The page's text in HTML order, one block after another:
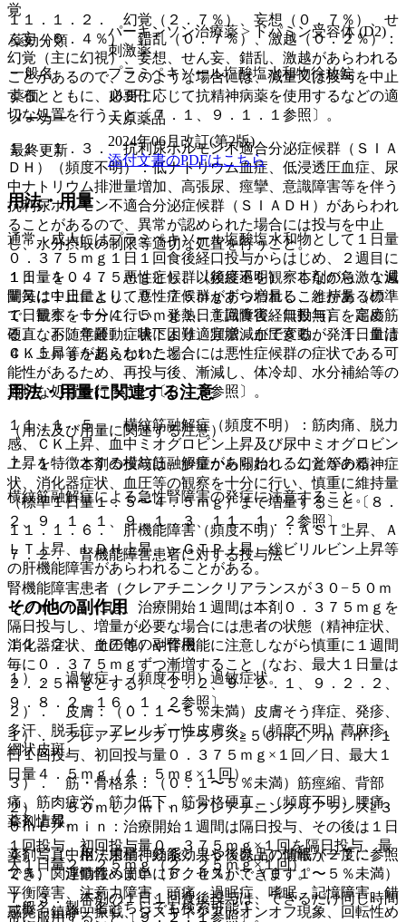
１１．１．２． 幻覚（２．７％）、妄想（０．７％）、せ
ん妄（０．４％）、錯乱（０．７％）、激越（０．２％）：
幻覚（主に幻視）、妄想、せん妄、錯乱、激越があらわれる
ことがあるので、このような場合には、減量又は投与を中止
するとともに、必要に応じて抗精神病薬を使用するなどの適
切な処置を行うこと〔７．１、９．１．１参照〕。
１１．１．３． 抗利尿ホルモン不適合分泌症候群（ＳＩＡ
ＤＨ）（頻度不明）：低ナトリウム血症、低浸透圧血症、尿
中ナトリウム排泄量増加、高張尿、痙攣、意識障害等を伴う
抗利尿ホルモン不適合分泌症候群（ＳＩＡＤＨ）があらわれ
ることがあるので、異常が認められた場合には投与を中止
し、水分摂取の制限等適切な処置を行うこと。
１１．１．４． 悪性症候群（頻度不明）：本剤の急激な減
量又は中止により、悪性症候群があらわれることがあるの
で、観察を十分に行い、発熱、意識障害、無動無言、高度筋
硬直、不随意運動、嚥下困難、頻脈、血圧変動、発汗、血清
ＣＫ上昇等があらわれた場合には悪性症候群の症状である可
能性があるため、再投与後、漸減し、体冷却、水分補給等の
適切な処置を行うこと〔８．３参照〕。
１１．１．５． 横紋筋融解症（頻度不明）：筋肉痛、脱力
感、ＣＫ上昇、血中ミオグロビン上昇及び尿中ミオグロビン
上昇を特徴とする横紋筋融解症があらわれることがある。
横紋筋融解症による急性腎障害の発症に注意すること。
１１．１．６． 肝機能障害（頻度不明）：ＡＳＴ上昇、Ａ
ＬＴ上昇、ＬＤＨ上昇、γ−ＧＴＰ上昇、総ビリルビン上昇等
の肝機能障害があらわれることがある。
その他の副作用
１１．２． その他の副作用
１）． 過敏症：（頻度不明）過敏症状。
２）． 皮膚：（０．１〜５％未満）皮膚そう痒症、発疹、
多汗、脱毛症、アレルギー性皮膚炎、（頻度不明）蕁麻疹、
網状皮斑。
３）． 筋・骨格系：（０．１〜５％未満）筋痙縮、背部
痛、筋肉疲労、筋力低下、筋骨格硬直、（頻度不明）腰痛、
ＣＫ上昇。
４）． 中枢・末梢神経系：（５％以上）傾眠（２７．
２％）、浮動性めまい（６．４％）、（０．１〜５％未満）
平衡障害、注意力障害、頭痛、過眠症、嗜眠、記憶障害、錯
感覚、鎮静、振戦、ジスキネジア、オンオフ現象、回転性め
覚
薬効分類
パーキンソン治療薬 > ドパミン受容体 (D2)
刺激薬
一般名
プラミペキソール塩酸塩水和物徐放錠
薬価
18.9円
メーカー
大原薬品
最終更新
2024年06月改訂(第2版)
添付文書のPDFはこちら
用法・用量
通常、成人にはプラミペキソール塩酸塩水和物として１日量
０．３７５ｍｇ１日１回食後経口投与からはじめ、２週目に
１日量を０．７５ｍｇとし、以後経過を観察しながら、１週
間毎に１日量として０．７５ｍｇずつ増量し、維持量（標準
１日量１．５〜４．５ｍｇ１日１回食後経口投与）を定め
る。なお、年齢、症状により適宜増減ができるが、１日量は
４．５ｍｇを超えないこと。
用法・用量に関連する注意
（用法及び用量に関連する注意）
７．１． 本剤の投与は、少量から開始し、幻覚等の精神症
状、消化器症状、血圧等の観察を十分に行い、慎重に維持量
（標準１日量１．５〜４．５ｍｇ）まで増量すること〔８．
２、９．１．１、９．１．３、１１．１．２参照〕。
７．２． 腎機能障害患者に対する投与法
腎機能障害患者（クレアチニンクリアランスが３０−５０ｍ
Ｌ／ｍｉｎ）には、治療開始１週間は本剤０．３７５ｍｇを
隔日投与し、増量が必要な場合には患者の状態（精神症状、
消化器症状、血圧等）や腎機能に注意しながら慎重に１週間
毎に０．３７５ｍｇずつ漸増すること（なお、最大１日量は
２．２５ｍｇとする）〔２．２、９．２．１、９．２．２、
９．８．２、１６．１．２参照〕。
１）． クレアチニンクリアランス≧５０ｍＬ／ｍｉｎ：１
日１回投与、初回投与量０．３７５ｍｇ×１回／日、最大１
日量４．５ｍｇ（４．５ｍｇ×１回）。
２）． ５０ｍＬ／ｍｉｎ＞クレアチニンクリアランス≧３
０ｍＬ／ｍｉｎ：治療開始１週間は隔日投与、その後は１日
１回投与、初回投与量０．３７５ｍｇ×１回を隔日投与、最
大１日量２．２５ｍｇ（２．２５ｍｇ×１回）。
７．３． 本剤の１日１回食後投与は、できるだけ同じ時間
帯に服用すること〔９．２．１参照〕。
薬剤情報
薬剤写真、用法用量、効能効果や後発品の情報が一度に参照
でき、関連情報へ簡単にアクセスができます。
一般名、製品名どちらでも検索可能！